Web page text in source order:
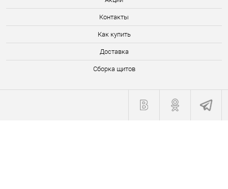
Контакты
Как купить
Доставка
Сборка щитов